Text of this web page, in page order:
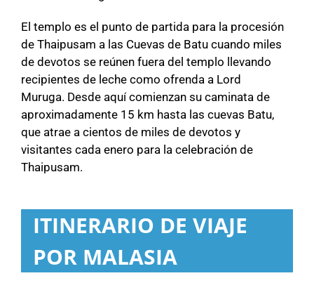
El templo es el punto de partida para la procesión
de Thaipusam a las Cuevas de Batu cuando miles
de devotos se reúnen fuera del templo llevando
recipientes de leche como ofrenda a Lord
Muruga. Desde aquí comienzan su caminata de
aproximadamente 15 km hasta las cuevas Batu,
que atrae a cientos de miles de devotos y
visitantes cada enero para la celebración de
Thaipusam.
ITINERARIO DE VIAJE
POR MALASIA